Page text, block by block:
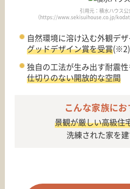
引用元：積水ハウス公
（https://www.sekisuihouse.co.jp/
自然環境に溶け込む外観デ
グッドデザイン賞を受賞(※2)
独自の工法が生み出す耐震
仕切りのない開放的な空間
こんな家族に
景観が厳しい高級住
洗練された家を